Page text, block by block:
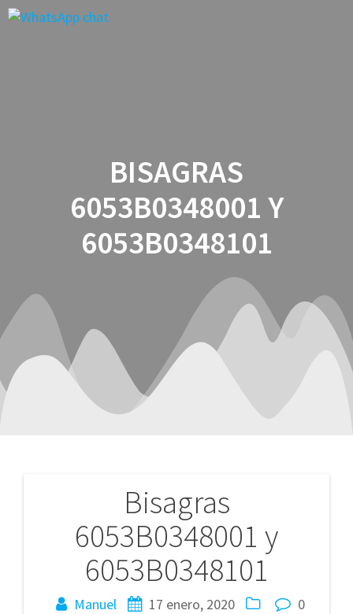
BISAGRAS
6053B0348001 Y
6053B0348101
Bisagras
6053B0348001 y
6053B0348101
Manuel 17 enero, 2020 0
Navegación
entradas